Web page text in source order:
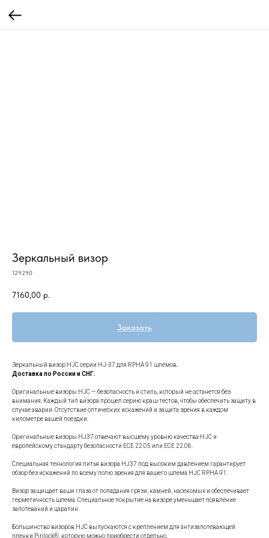
Зеркальный визор
129290
7160,00 р.
Заказать
Зеркальный визор HJC серии HJ-37 для RPHA 91 шлемов.
Доставка по России и СНГ.
Оригинальные визоры HJC — безопасность и стиль, который не останется без
внимания. Каждый тип визора прошел серию краш-тестов, чтобы обеспечить защиту в
случае аварии. Отсутствие оптических искажений и защита зрения в каждом
километре вашей поездки.
Оригинальные визоры HJ37 отвечают высшему уровню качества HJC и
европейскому стандарту безопасности ECE 22.05 или ECE 22.06.
Специальная технология литья визора HJ37 под высоким давлением гарантирует
обзор без искажений по всему полю зрения для вашего шлема HJC RPHA 91.
Визор защищает ваши глаза от попадания грязи, камней, насекомых и обеспечивает
герметичность шлема. Специальное покрытие на визоре уменьшает появление
запотеваний и царапин.
Большинство визоров HJC выпускаются с креплением для антизапотевающей
пленки Pinlock®, которую можно приобрести отдельно.